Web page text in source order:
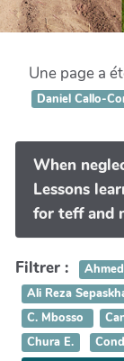
Une page a
Daniel Callo-
When
Lessons
for teff and
Filtrer :
Ali Reza
C. Mbosso
Chura E.